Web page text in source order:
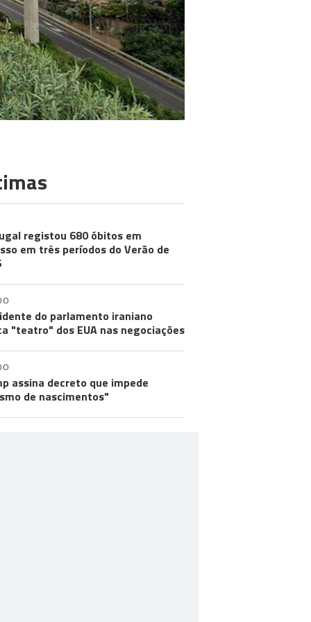
registou 680 óbitos em
em três períodos do Verão de
do parlamento iraniano
"teatro" dos EUA nas negociações
assina decreto que impede
de nascimentos"